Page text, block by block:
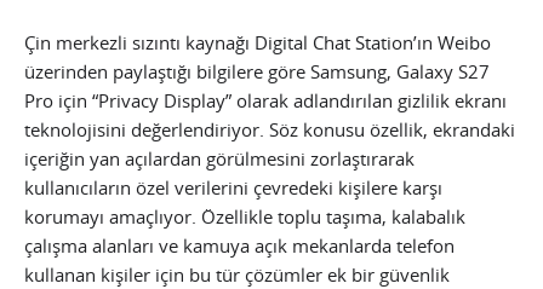
Çin merkezli sızıntı kaynağı Digital Chat Station’ın Weibo
üzerinden paylaştığı bilgilere göre Samsung, Galaxy S27
Pro için “Privacy Display” olarak adlandırılan gizlilik ekranı
teknolojisini değerlendiriyor. Söz konusu özellik, ekrandaki
içeriğin yan açılardan görülmesini zorlaştırarak
kullanıcıların özel verilerini çevredeki kişilere karşı
korumayı amaçlıyor. Özellikle toplu taşıma, kalabalık
çalışma alanları ve kamuya açık mekanlarda telefon
kullanan kişiler için bu tür çözümler ek bir güvenlik